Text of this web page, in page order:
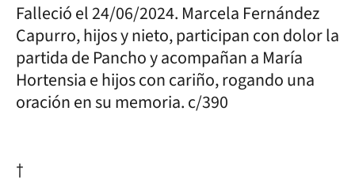
Falleció el 24/06/2024. Marcela Fernández
Capurro, hijos y nieto, participan con dolor la
partida de Pancho y acompañan a María
Hortensia e hijos con cariño, rogando una
oración en su memoria. c/390
†